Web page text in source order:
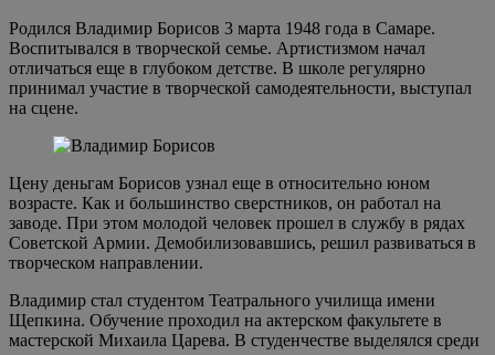
Родился Владимир Борисов 3 марта 1948 года в Самаре.
Воспитывался в творческой семье. Артистизмом начал
отличаться еще в глубоком детстве. В школе регулярно
принимал участие в творческой самодеятельности, выступал
на сцене.
Цену деньгам Борисов узнал еще в относительно юном
возрасте. Как и большинство сверстников, он работал на
заводе. При этом молодой человек прошел в службу в рядах
Советской Армии. Демобилизовавшись, решил развиваться в
творческом направлении.
Владимир стал студентом Театрального училища имени
Щепкина. Обучение проходил на актерском факультете в
мастерской Михаила Царева. В студенчестве выделялся среди